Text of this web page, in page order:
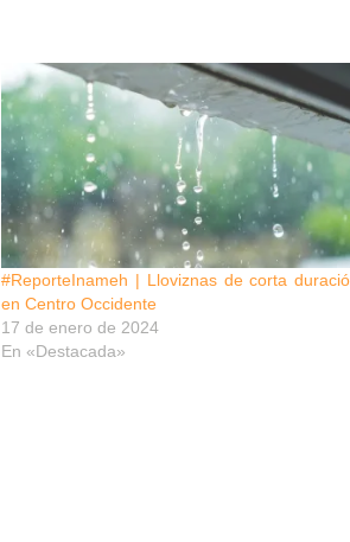
#ReporteInameh | Lloviznas de corta
en Centro Occidente
17 de enero de 2024
En «Destacada»